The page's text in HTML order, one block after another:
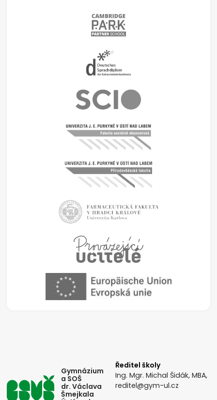
Gymnázium
a SOŠ
dr. Václava
Šmejkala
Ředitel školy
Ing. Mgr. Michal Šidák, MBA,
reditel@gym-ul.cz